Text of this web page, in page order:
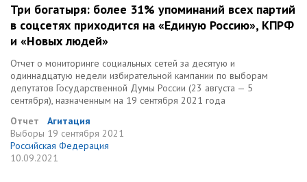
Три богатыря: более 31% упоминаний всех партий
в соцсетях приходится на «Единую Россию», КПРФ
и «Новых людей»
Отчет о мониторинге социальных сетей за десятую и
одиннадцатую недели избирательной кампании по выборам
депутатов Государственной Думы России (23 августа — 5
сентября), назначенным на 19 сентября 2021 года
Отчет
Агитация
Выборы 19 сентября 2021
Российская Федерация
10.09.2021